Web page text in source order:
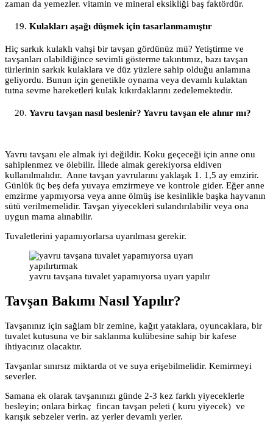
zaman da yemezler. vitamin ve mineral eksikliği baş faktördür.
Kulakları aşağı düşmek için tasarlanmamıştır
Hiç sarkık kulaklı vahşi bir tavşan gördünüz mü? Yetiştirme ve
tavşanları olabildiğince sevimli gösterme takıntımız, bazı tavşan
türlerinin sarkık kulaklara ve düz yüzlere sahip olduğu anlamına
geliyordu. Bunun için genetikle oynama veya devamlı kulaktan
tutna sevme hareketleri kulak kıkırdaklarını zedelemektedir.
Yavru tavşan nasıl beslenir? Yavru tavşan ele alınır mı?
Yavru tavşanı ele almak iyi değildir. Koku geçeceği için anne onu
sahiplenmez ve ölebilir. İllede almak gerekiyorsa eldiven
kullanılmalıdır. Anne tavşan yavrularını yaklaşık 1. 1,5 ay emzirir.
Günlük üç beş defa yuvaya emzirmeye ve kontrole gider. Eğer anne
emzirme yapmıyorsa veya anne ölmüş ise kesinlikle başka hayvanın
sütü verilmemelidir. Tavşan yiyecekleri sulandırılabilir veya ona
uygun mama alınabilir.
Tuvaletlerini yapamıyorlarsa uyarılması gerekir.
yavru tavşana tuvalet yapamıyorsa uyarı yapılır
Tavşan Bakımı Nasıl Yapılır?
Tavşanınız için sağlam bir zemine, kağıt yataklara, oyuncaklara, bir
tuvalet kutusuna ve bir saklanma kulübesine sahip bir kafese
ihtiyacınız olacaktır.
Tavşanlar sınırsız miktarda ot ve suya erişebilmelidir. Kemirmeyi
severler.
Samana ek olarak tavşanınızı günde 2-3 kez farklı yiyeceklerle
besleyin; onlara birkaç fincan tavşan peleti ( kuru yiyecek) ve
karışık sebzeler verin. az yerler devamlı yerler.